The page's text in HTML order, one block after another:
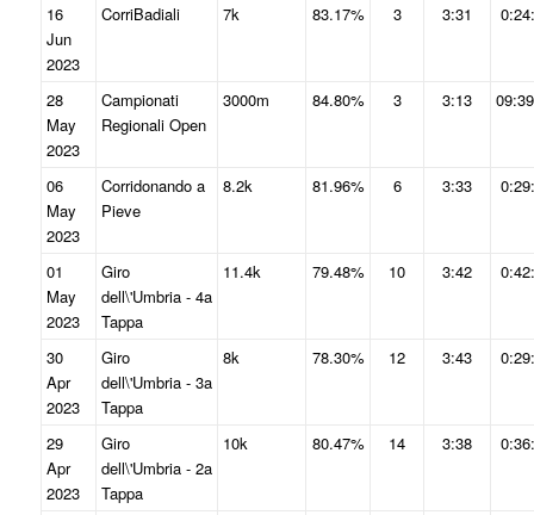
16
Jun
2023
CorriBadiali 7k 83.17% 3 3:31
28
May
2023
Campionati
Regionali Open
3000m 84.80% 3 3:13
06
May
2023
Corridonando a
Pieve
8.2k 81.96% 6 3:33
01
May
2023
Giro
dell\'Umbria - 4a
Tappa
11.4k 79.48% 10 3:42
30
Apr
2023
Giro
dell\'Umbria - 3a
Tappa
8k 78.30% 12 3:43
29
Apr
2023
Giro
dell\'Umbria - 2a
Tappa
10k 80.47% 14 3:38